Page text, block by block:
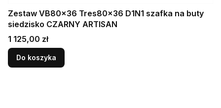
Zestaw VB80x36 Tres80x36 D1N1 szafka na buty
siedzisko CZARNY ARTISAN
Cena
1 125,00 zł
Do koszyka